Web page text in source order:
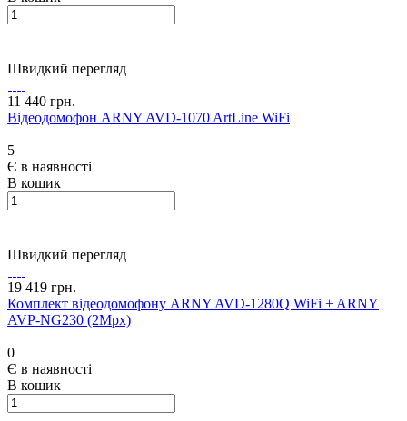
Швидкий перегляд
11 440 грн.
Відеодомофон ARNY AVD-1070 ArtLine WiFi
5
Є в наявності
В кошик
Швидкий перегляд
19 419 грн.
Комплект відеодомофону ARNY AVD-1280Q WiFi + ARNY
AVP-NG230 (2Mpx)
0
Є в наявності
В кошик